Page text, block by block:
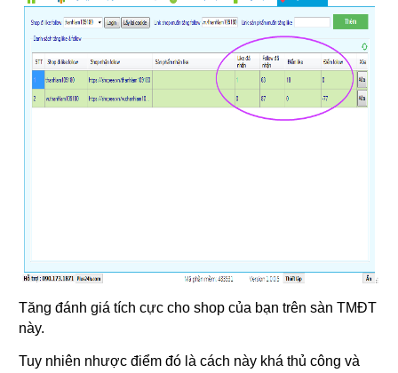
Tăng đánh giá tích cực cho shop của bạn trên sàn TMĐT
này.
Tuy nhiên nhược điểm đó là cách này khá thủ công và